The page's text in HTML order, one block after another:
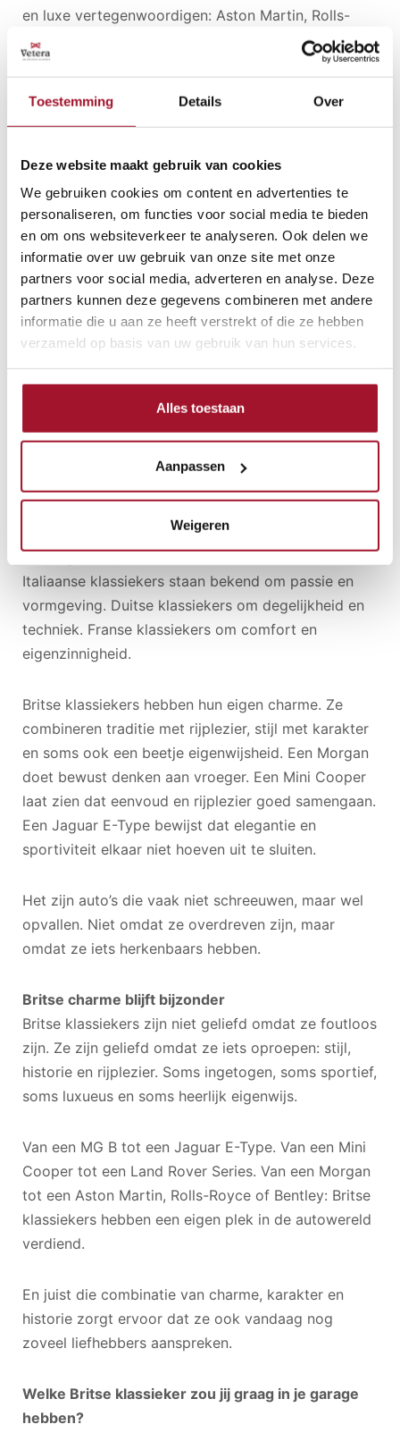
Toestemming Details Over
Deze website maakt gebruik van cookies
We gebruiken cookies om content en advertenties te
personaliseren, om functies voor social media te bieden
en om ons websiteverkeer te analyseren. Ook delen we
informatie over uw gebruik van onze site met onze
partners voor social media, adverteren en analyse. Deze
partners kunnen deze gegevens combineren met andere
informatie die u aan ze heeft verstrekt of die ze hebben
verzameld op basis van uw gebruik van hun services.
Alles toestaan
Aanpassen
Weigeren
en luxe vertegenwoordigen: Aston Martin, Rolls-
Royce en Bentley. Van eenvoudig en puur tot
exclusief en luxueus: er is bijna altijd een Britse
Britse klassiekers worden niet geliefd omdat ze
perfect zijn. Een deel van hun charme zit juist in het
feit dat ze niet altijd volledig rationeel zijn.
Een dashboard met houtfineer. Ronde tellers.
Chroomaccenten. Leder dat met de jaren meer
karakter krijgt. Een motor die je hoort en voelt. En
soms techniek die net wat meer aandacht vraagt
Voor veel liefhebbers hoort dat erbij. Een Britse
klassieker koop je niet alleen met je hoofd, maar
vooral met gevoel. Het zijn auto’s die je beleeft, met
moderne auto’s minder vaak tegenkomt.
Een eigen stijl
Italiaanse klassiekers staan bekend om passie en
vormgeving. Duitse klassiekers om degelijkheid en
techniek. Franse klassiekers om comfort en
eigenzinnigheid.
Britse klassiekers hebben hun eigen charme. Ze
combineren traditie met rijplezier, stijl met karakter
en soms ook een beetje eigenwijsheid. Een Morgan
doet bewust denken aan vroeger. Een Mini Cooper
laat zien dat eenvoud en rijplezier goed samengaan.
Een Jaguar E-Type bewijst dat elegantie en
sportiviteit elkaar niet hoeven uit te sluiten.
Het zijn auto’s die vaak niet schreeuwen, maar wel
opvallen. Niet omdat ze overdreven zijn, maar
omdat ze iets herkenbaars hebben.
Britse charme blijft bijzonder
Britse klassiekers zijn niet geliefd omdat ze foutloos
zijn. Ze zijn geliefd omdat ze iets oproepen: stijl,
historie en rijplezier. Soms ingetogen, soms sportief,
soms luxueus en soms heerlijk eigenwijs.
Van een MG B tot een Jaguar E-Type. Van een Mini
Cooper tot een Land Rover Series. Van een Morgan
tot een Aston Martin, Rolls-Royce of Bentley: Britse
klassiekers hebben een eigen plek in de autowereld
verdiend.
En juist die combinatie van charme, karakter en
historie zorgt ervoor dat ze ook vandaag nog
zoveel liefhebbers aanspreken.
Welke Britse klassieker zou jij graag in je garage
hebben?